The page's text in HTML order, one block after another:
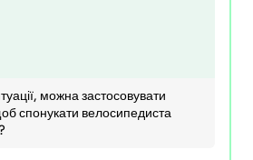
можна застосовувати
спонукати велосипедиста